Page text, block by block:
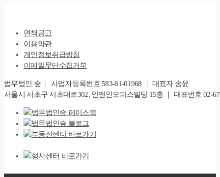
면책공고
이용약관
개인정보취급방침
이메일무단수집거부
법무법인 숲 ｜ 사업자등록번호 583-81-01968 ｜ 대표자 송윤
서울시 서초구 서초대로302, 인앤인오피스빌딩 15층 ｜ 대표번호 02-